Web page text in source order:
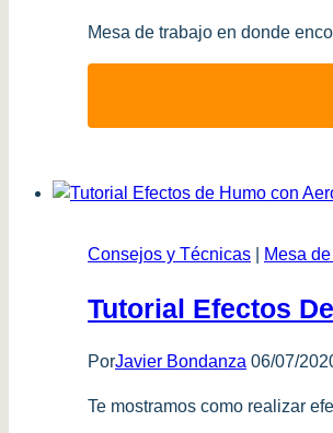
Mesa de trabajo en donde
Consejos y Técnicas Mesa
Tutorial Efectos
PorJavier Bondanza 06/07/
Te mostramos como realizar